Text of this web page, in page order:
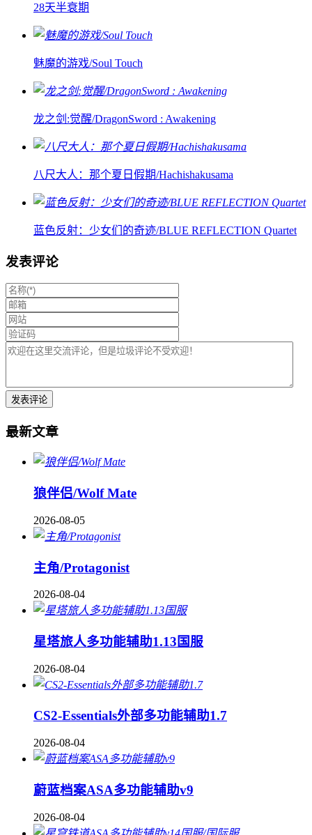
28天半衰期
魅魔的游戏/Soul Touch
龙之剑:觉醒/DragonSword : Awakening
八尺大人：那个夏日假期/Hachishakusama
蓝色反射：少女们的奇迹/BLUE REFLECTION Quartet
发表评论
最新文章
狼伴侣/Wolf Mate
2026-08-05
主角/Protagonist
2026-08-04
星塔旅人多功能辅助1.13国服
2026-08-04
CS2-Essentials外部多功能辅助1.7
2026-08-04
蔚蓝档案ASA多功能辅助v9
2026-08-04